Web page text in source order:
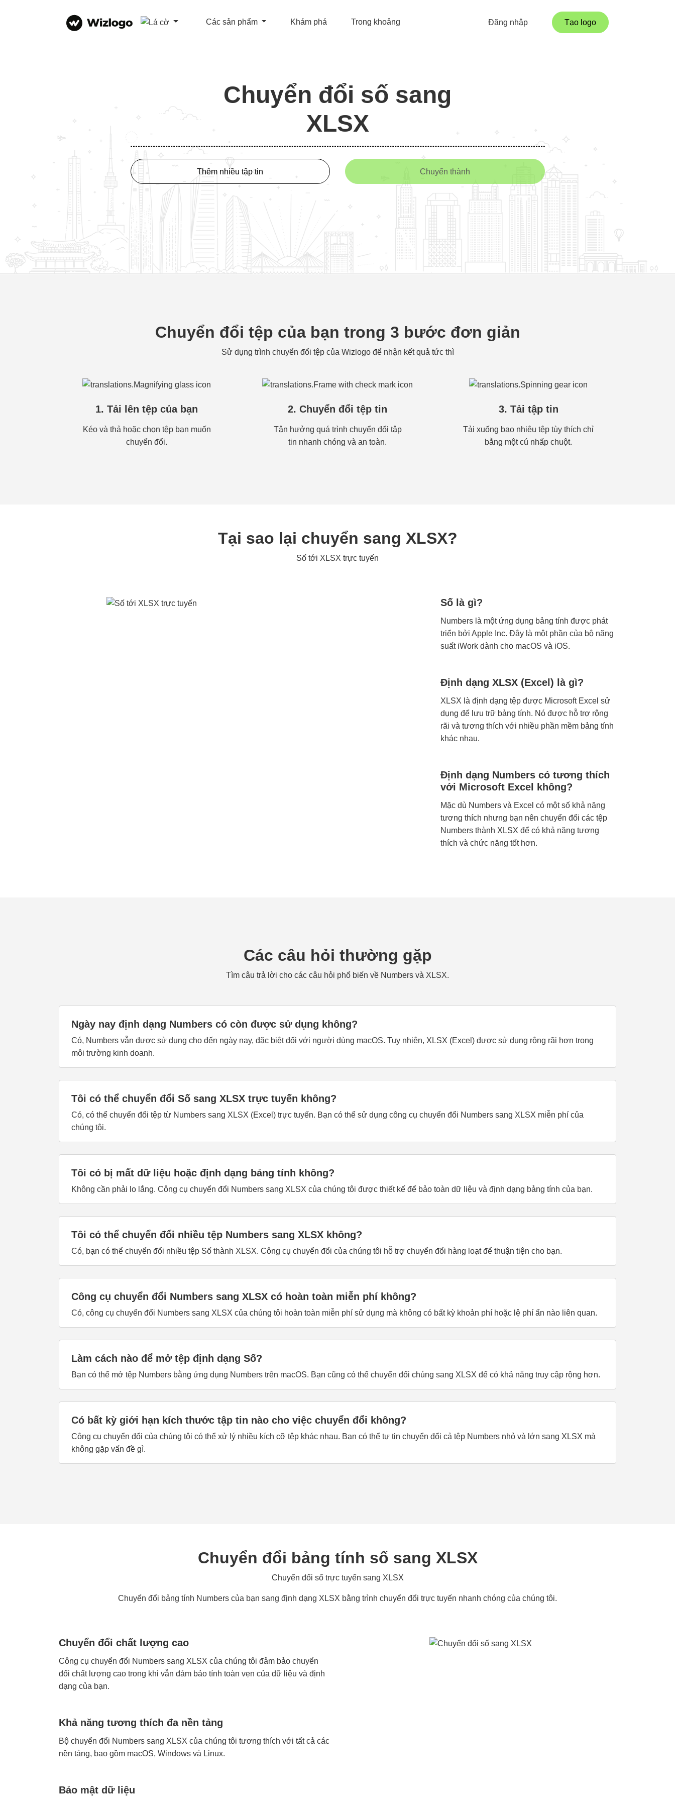
Các sản phẩm Khám phá Trong khoảng Đăng nhập Tạo logo
Chuyển đổi số sang
XLSX
Thêm nhiều tập tin Chuyển thành
Chuyển đổi tệp của bạn trong 3 bước đơn giản
Sử dụng trình chuyển đổi tệp của Wizlogo để nhận kết quả tức thì
1. Tải lên tệp của bạn
Kéo và thả hoặc chọn tệp bạn muốn
chuyển đổi.
2. Chuyển đổi tệp tin
Tận hưởng quá trình chuyển đổi tập
tin nhanh chóng và an toàn.
3. Tải tập tin
Tải xuống bao nhiêu tệp tùy thích chỉ
bằng một cú nhấp chuột.
Tại sao lại chuyển sang XLSX?
Số tới XLSX trực tuyến
Số là gì?
Numbers là một ứng dụng bảng tính được phát
triển bởi Apple Inc. Đây là một phần của bộ năng
suất iWork dành cho macOS và iOS.
Định dạng XLSX (Excel) là gì?
XLSX là định dạng tệp được Microsoft Excel sử
dụng để lưu trữ bảng tính. Nó được hỗ trợ rộng
rãi và tương thích với nhiều phần mềm bảng tính
khác nhau.
Định dạng Numbers có tương thích
với Microsoft Excel không?
Mặc dù Numbers và Excel có một số khả năng
tương thích nhưng bạn nên chuyển đổi các tệp
Numbers thành XLSX để có khả năng tương
thích và chức năng tốt hơn.
Các câu hỏi thường gặp
Tìm câu trả lời cho các câu hỏi phổ biến về Numbers và XLSX.
Ngày nay định dạng Numbers có còn được sử dụng không?
Có, Numbers vẫn được sử dụng cho đến ngày nay, đặc biệt đối với người dùng macOS. Tuy nhiên, XLSX (Excel) được sử dụng rộng rãi hơn trong
môi trường kinh doanh.
Tôi có thể chuyển đổi Số sang XLSX trực tuyến không?
Có, có thể chuyển đổi tệp từ Numbers sang XLSX (Excel) trực tuyến. Bạn có thể sử dụng công cụ chuyển đổi Numbers sang XLSX miễn phí của
chúng tôi.
Tôi có bị mất dữ liệu hoặc định dạng bảng tính không?
Không cần phải lo lắng. Công cụ chuyển đổi Numbers sang XLSX của chúng tôi được thiết kế để bảo toàn dữ liệu và định dạng bảng tính của bạn.
Tôi có thể chuyển đổi nhiều tệp Numbers sang XLSX không?
Có, bạn có thể chuyển đổi nhiều tệp Số thành XLSX. Công cụ chuyển đổi của chúng tôi hỗ trợ chuyển đổi hàng loạt để thuận tiện cho bạn.
Công cụ chuyển đổi Numbers sang XLSX có hoàn toàn miễn phí không?
Có, công cụ chuyển đổi Numbers sang XLSX của chúng tôi hoàn toàn miễn phí sử dụng mà không có bất kỳ khoản phí hoặc lệ phí ẩn nào liên quan.
Làm cách nào để mở tệp định dạng Số?
Bạn có thể mở tệp Numbers bằng ứng dụng Numbers trên macOS. Bạn cũng có thể chuyển đổi chúng sang XLSX để có khả năng truy cập rộng hơn.
Có bất kỳ giới hạn kích thước tập tin nào cho việc chuyển đổi không?
Công cụ chuyển đổi của chúng tôi có thể xử lý nhiều kích cỡ tệp khác nhau. Bạn có thể tự tin chuyển đổi cả tệp Numbers nhỏ và lớn sang XLSX mà
không gặp vấn đề gì.
Chuyển đổi bảng tính số sang XLSX
Chuyển đổi số trực tuyến sang XLSX
Chuyển đổi bảng tính Numbers của bạn sang định dạng XLSX bằng trình chuyển đổi trực tuyến nhanh chóng của chúng tôi.
Chuyển đổi chất lượng cao
Công cụ chuyển đổi Numbers sang XLSX của chúng tôi đảm bảo chuyển
đổi chất lượng cao trong khi vẫn đảm bảo tính toàn vẹn của dữ liệu và định
dạng của bạn.
Khả năng tương thích đa nền tảng
Bộ chuyển đổi Numbers sang XLSX của chúng tôi tương thích với tất cả các
nền tảng, bao gồm macOS, Windows và Linux.
Bảo mật dữ liệu